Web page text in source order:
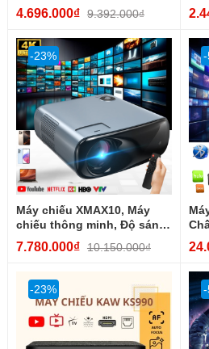
Android TV, WiFi 5G,
Bluetooth 5.0,...
4.696.000₫ 9.392.000₫
Trợ
Máy chiếu XMAX10, Máy
chiếu thông minh, Độ sáng
cao, Hình ảnh sống động
7.780.000₫ 10.150.000₫
-23%
-23%